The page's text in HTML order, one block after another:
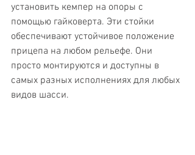
установить кемпер на опоры с
помощью гайковерта. Эти стойки
обеспечивают устойчивое положение
прицепа на любом рельефе. Они
просто монтируются и доступны в
самых разных исполнениях для любых
видов шасси.